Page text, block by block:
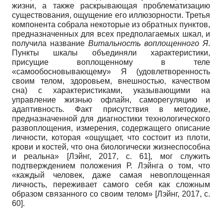
жизни, а также раскрывающая проблематизацию
существования, ощущение его иллюзорности. Третья
компонента собрала некоторые из обратных пунктов,
предназначенных для всех предполагаемых шкал, и
получила название Витальность воплощенного Я.
Пункты шкалы объединяли характеристики,
присущие воплощенному в теле
«самообосновывающему» Я (удовлетворенность
своим телом, здоровьем, внешностью, качеством
сна) с характеристиками, указывающими на
управление жизнью офлайн, саморегуляцию и
адаптивность. Факт присутствия в методике,
предназначенной для диагностики технологического
развоплощения, измерения, содержащего описание
личности, которая «ощущает, что состоит из плоти,
крови и костей, что она биологически жизнеспособна
и реальна»
[Лэйнг, 2017, с. 61], мог служить
подтверждением положения Р. Лэйнга о том, что
«каждый человек, даже самая невоплощенная
личность, переживает самого себя как сложным
образом связанного со своим телом» [Лэйнг, 2017, с.
60].